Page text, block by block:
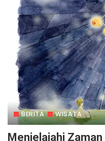
BERITA WISATA
Menjelajahi